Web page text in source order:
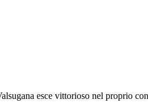
esce vittorioso nel proprio